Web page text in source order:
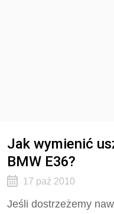
Jak wymienić
BMW E36?
17 paź 2010
Jeśli dostrzeżemy